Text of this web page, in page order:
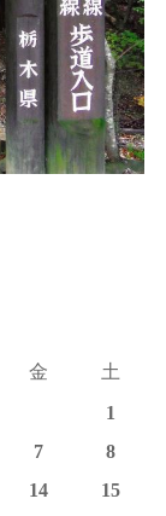
金
土
1
7
8
14
15